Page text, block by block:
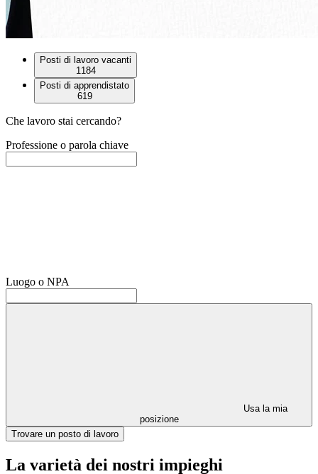
Posti di lavoro vacanti
1184
Posti di apprendistato
619
Che lavoro stai cercando?
Professione o parola chiave
Luogo o NPA
Usa la mia
posizione
Trovare un posto di lavoro
La varietà dei nostri impieghi